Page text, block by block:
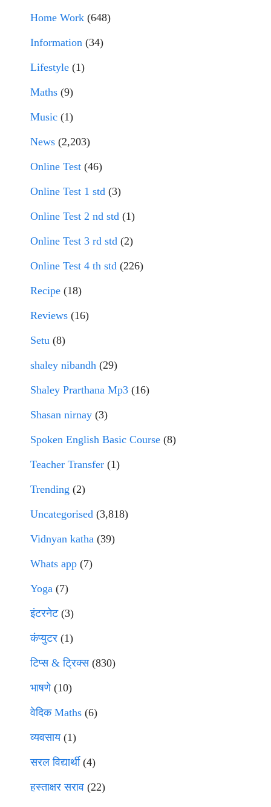
Home Work (648)
Information (34)
Lifestyle (1)
Maths (9)
Music (1)
News (2,203)
Online Test (46)
Online Test 1 std (3)
Online Test 2 nd std (1)
Online Test 3 rd std (2)
Online Test 4 th std (226)
Recipe (18)
Reviews (16)
Setu (8)
shaley nibandh (29)
Shaley Prarthana Mp3 (16)
Shasan nirnay (3)
Spoken English Basic Course (8)
Teacher Transfer (1)
Trending (2)
Uncategorised (3,818)
Vidnyan katha (39)
Whats app (7)
Yoga (7)
इंटरनेट(3)
कंप्युटर (1)
टिप्स & ट्रिक्स(830)
भाषणे(10)
वेदिक Maths (6)
व्यवसाय(1)
सरल विद्यार्थी(4)
हस्ताक्षर सराव (22)